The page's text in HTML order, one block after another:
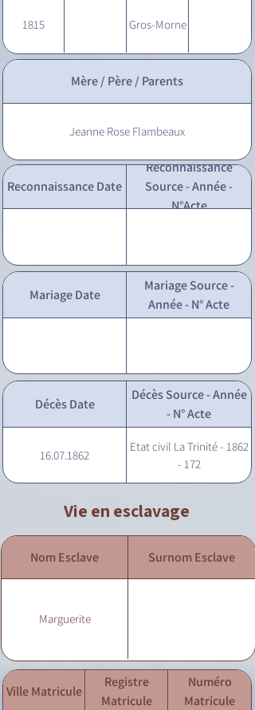
1815 Gros-Morne
Mère / Père / Parents
Jeanne Rose Flambeaux
Reconnaissance Date
Reconnaissance
Source - Année -
N°Acte
Mariage Date
Mariage Source -
Année - N° Acte
Décès Date
Décès Source - Année
- N° Acte
16.07.1862
Etat civil La Trinité - 1862
- 172
Vie en esclavage
Nom Esclave Surnom Esclave
Marguerite
Ville Matricule
Registre
Matricule
Numéro
Matricule